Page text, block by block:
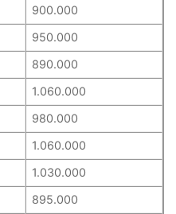
900.000
950.000
890.000
1.060.000
980.000
1.060.000
1.030.000
895.000